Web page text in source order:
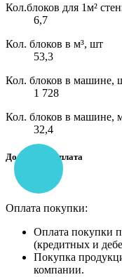
Кол.блоков для 1м²
6,7
Кол. блоков в м³, шт
53,3
Кол. блоков в машине,
1 728
Кол. блоков в машине,
32,4
Доставка и оплата
Оплата покупки:
Оплата покупки
(кредитных и
Покупка
компании.